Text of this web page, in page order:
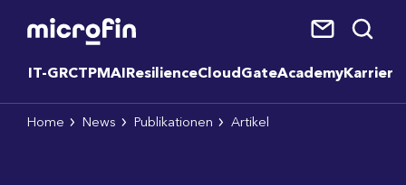
IT-GRCTPMAI ResilienceCloudGateAcademyKarriere
Home News Publikationen Artikel